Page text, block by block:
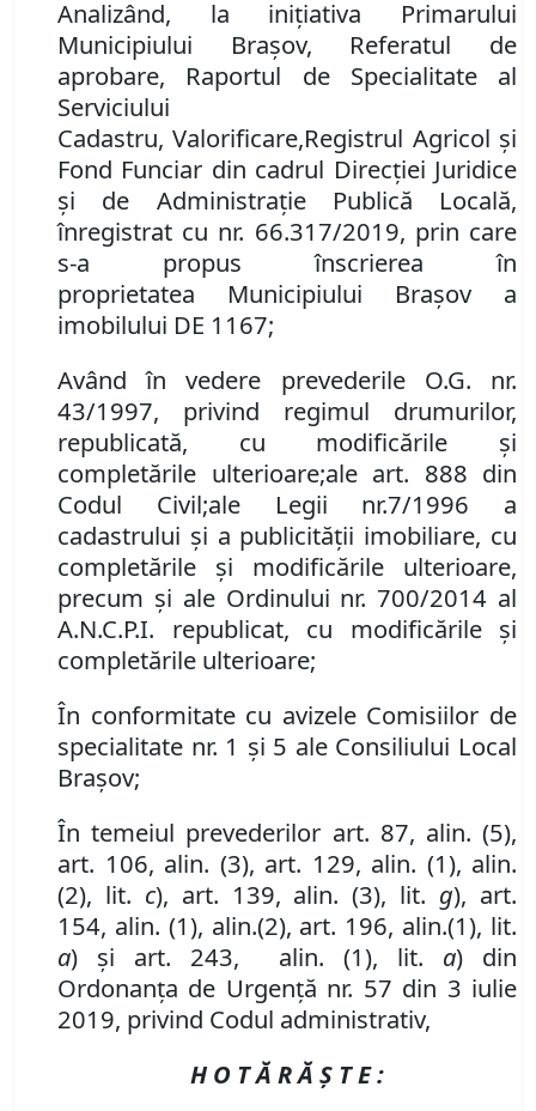
Analizând, la inițiativa Primarului
Municipiului Brașov, Referatul de
aprobare, Raportul de Specialitate al
Serviciului
Cadastru, Valorificare,Registrul Agricol și
Fond Funciar din cadrul Direcţiei Juridice
şi de Administraţie Publică Locală,
înregistrat cu nr. 66.317/2019, prin care
s-a propusînscriereaîn
proprietatea Municipiului Brașov a
imobilului DE 1167;
Având în vedere prevederile O.G. nr.
43/1997, privind regimul drumurilor,
republicată, cu modificările şi
completările ulterioare;ale art. 888 din
Codul Civil;ale Legii nr.7/1996 a
cadastrului și a publicității imobiliare, cu
completările și modificările ulterioare,
precum și ale Ordinului nr. 700/2014 al
A.N.C.P.I. republicat, cu modificările și
completările ulterioare;
În conformitate cu avizele Comisiilor de
specialitate nr. 1 și 5 ale Consiliului Local
Brașov;
În temeiul prevederilor art. 87, alin. (5),
art. 106, alin. (3), art. 129, alin. (1), alin.
(2), lit. c), art. 139, alin.(3), lit. g), art.
154, alin. (1), alin.(2), art. 196, alin.(1), lit.
a) și art. 243, alin. (1), lit. a) din
Ordonanța de Urgență nr. 57 din 3 iulie
2019, privind Codul administrativ,
H O T Ă R Ă Ş T E :